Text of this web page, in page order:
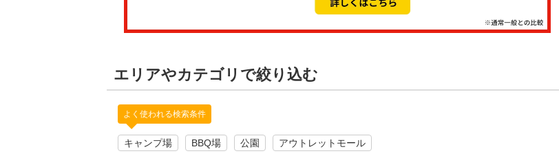
エリアやカテゴリで絞り込む
よく使われる検索条件
キャンプ場 BBQ場 公園 アウトレットモール